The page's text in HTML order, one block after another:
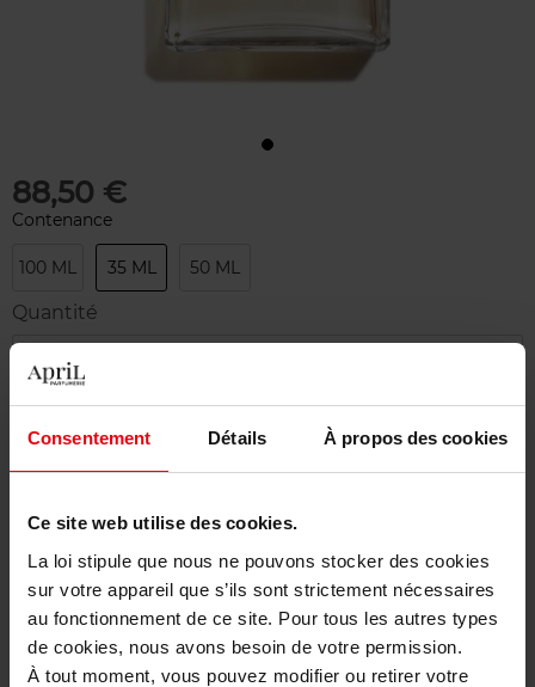
Consentement Détails À propos des cookies
Ce site web utilise des cookies.
La loi stipule que nous ne pouvons stocker des cookies
sur votre appareil que s’ils sont strictement nécessaires
au fonctionnement de ce site. Pour tous les autres types
de cookies, nous avons besoin de votre permission.
À tout moment, vous pouvez modifier ou retirer votre
88,50 €
Contenance
100 ML 35 ML 50 ML
Quantité
Livraison
Livraison gratuite à partir de 50€
Retour gratuit dans votre magasin